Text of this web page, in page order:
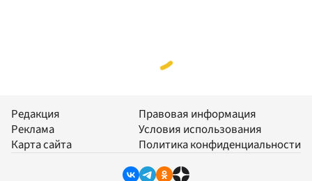
Редакция
Реклама
Карта сайта
Правовая информация
Условия использования
Политика конфиденциальности